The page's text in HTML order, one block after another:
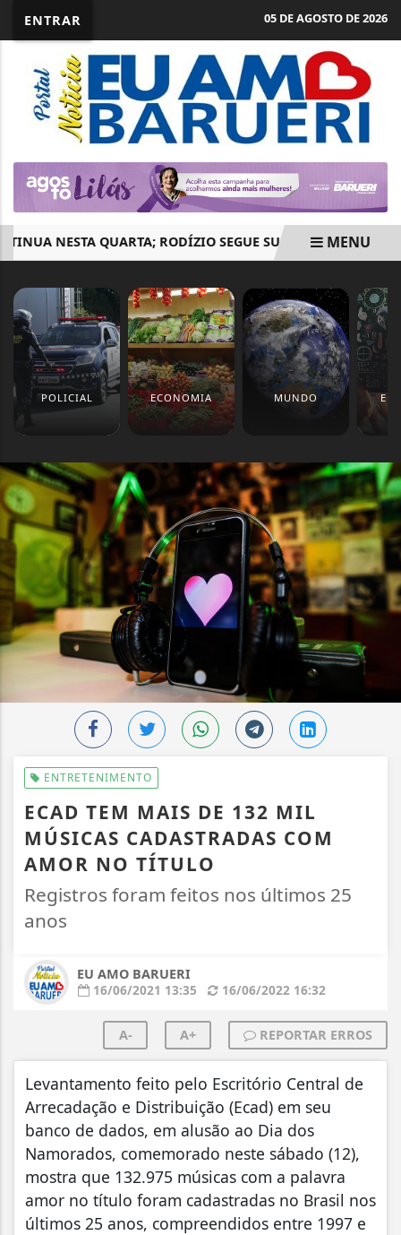
ENTRAR 05 DE AGOSTO DE 2026
NESTA QUARTA; RODÍZIO SEGUE SUSPENSO EM SPMENU
POLICIAL ECONOMIA MUNDO
ENTRETENIMENTO
ECAD TEM MAIS DE 132 MIL
MÚSICAS CADASTRADAS COM
AMOR NO TÍTULO
Registros foram feitos nos últimos 25
anos
EU AMO BARUERI
16/06/2021 13:35
16/06/2022 16:32
A- A+ REPORTAR ERROS
Levantamento feito pelo Escritório Central de
Arrecadação e Distribuição (Ecad) em seu
banco de dados, em alusão ao Dia dos
Namorados, comemorado neste sábado (12),
mostra que 132.975 músicas com a palavra
amor no título foram cadastradas no Brasil nos
últimos 25 anos, compreendidos entre 1997 e